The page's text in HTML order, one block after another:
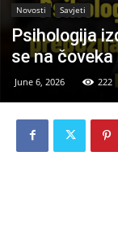
Novosti Savjeti
Psihologija
se na
June 6, 2026 222